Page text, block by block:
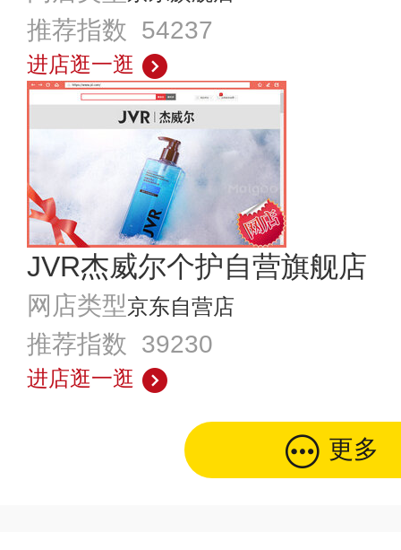
推荐指数 54237
进店逛一逛
JVR杰威尔个护自营旗舰店
网店类型京东自营店
推荐指数 39230
进店逛一逛
更多